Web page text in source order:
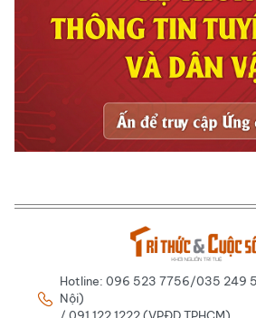
Hotline: 096 523 7756/035 249
Nội)